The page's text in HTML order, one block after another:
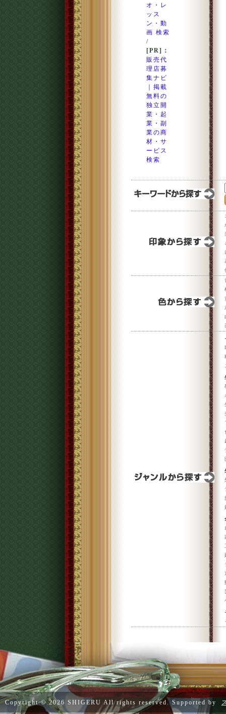
オ・レ
ッス
ン・動
画 検索
/
[PR]：
販売代
理店募
集ナビ
｜掲載
無料の
独立開
業・起
業・副
業の商
材・サ
ービス
検索
Copyright ©2026 SHIGERU All rights reserved. Supported by